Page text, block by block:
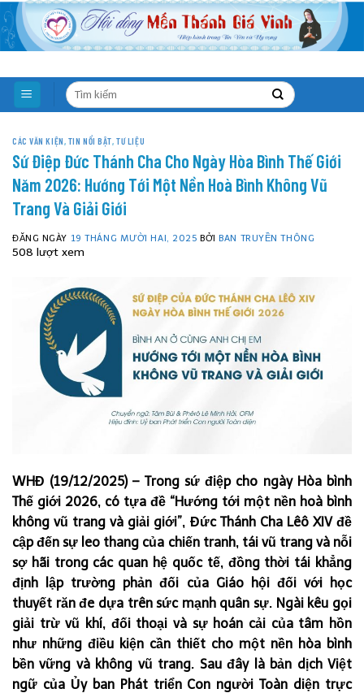
Skip
to
content
CÁC VĂN KIỆN, TIN NỔI BẬT,TƯ LIỆU
Sứ Điệp Đức Thánh Cha Cho Ngày Hòa Bình Thế Giới
Năm 2026: Hướng Tới Một Nền Hoà Bình Không Vũ
Trang Và Giải Giới
ĐĂNG NGÀY 19 THÁNG MƯỜI HAI, 2025 BỞIBAN TRUYỀN THÔNG
508 lượt xem
WHĐ (19/12/2025) – Trong sứ điệp cho ngày Hòa bình
Thế giới 2026, có tựa đề “Hướng tới một nền hoà bình
không vũ trang và giải giới”, Đức Thánh Cha Lêô XIV đề
cập đến sự leo thang của chiến tranh, tái vũ trang và nỗi
sợ hãi trong các quan hệ quốc tế, đồng thời tái khẳng
định lập trường phản đối của Giáo hội đối với học
thuyết răn đe dựa trên sức mạnh quân sự. Ngài kêu gọi
giải trừ vũ khí, đối thoại và sự hoán cải của tâm hồn
như những điều kiện cần thiết cho một nền hòa bình
bền vững và không vũ trang. Sau đây là bản dịch Việt
ngữ của Ủy ban Phát triển Con người Toàn diện trực